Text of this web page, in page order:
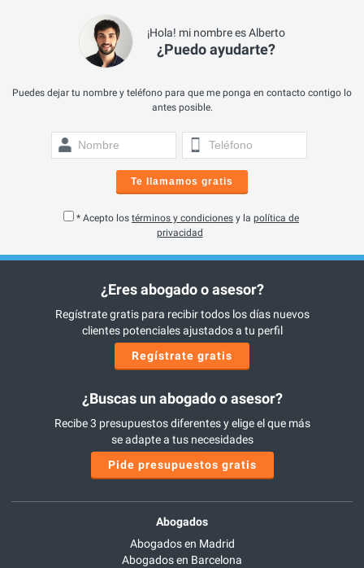
¡Hola! mi nombre es Alberto
¿Puedo ayudarte?
Puedes dejar tu nombre y teléfono para que me ponga en contacto contigo lo
antes posible.
Te llamamos gratis
* Acepto los términos y condiciones y la política de
privacidad
¿Eres abogado o asesor?
Regístrate gratis para recibir todos los días nuevos
clientes potenciales ajustados a tu perfil
Regístrate gratis
¿Buscas un abogado o asesor?
Recibe 3 presupuestos diferentes y elige el que más
se adapte a tus necesidades
Pide presupuestos gratis
Abogados
Abogados en Madrid
Abogados en Barcelona